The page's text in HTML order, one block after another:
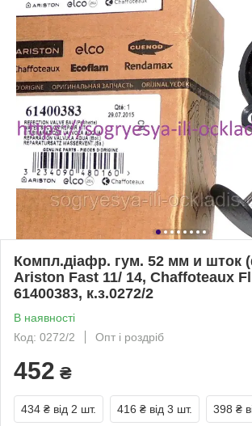
Компл.діафр. гум. 52 мм и шток
Аriston Fast 11/ 14, Chaffoteaux
61400383, к.з.0272/2
В наявності
Код: 0272/2
Опт і роздріб
452 ₴
434 ₴ від 2 шт. 416 ₴ від 3 шт. 398 ₴